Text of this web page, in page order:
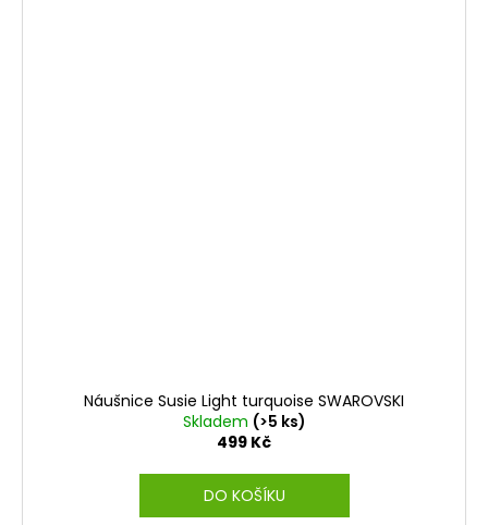
Náušnice Susie Light turquoise SWAROVSKI
Skladem (>5 ks)
499 Kč
DO KOŠÍKU